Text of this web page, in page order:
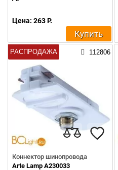
Цена: 263 Р.
Купить
РАСПРОДАЖА 112806
Коннектор шинопровода
Arte Lamp A230033